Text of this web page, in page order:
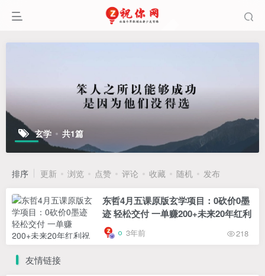
玄学 共1篇
排序 更新 浏览 点赞 评论 收藏 随机 发布
东哲4月五课原版玄学项目：0砍价0墨
迹 轻松交付 一单赚200+未来20年红利
3年前 218
友情链接